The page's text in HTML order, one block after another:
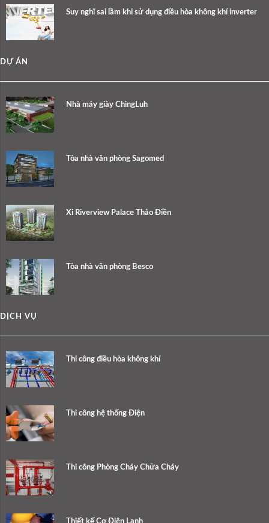
Suy nghĩ sai lầm khi sử dụng điều hòa không khí inverter
DỰ ÁN
Nhà máy giày ChingLuh
Tòa nhà văn phòng Sagomed
Xi Riverview Palace Thảo Điền
Tòa nhà văn phòng Besco
DỊCH VỤ
Thi công điều hòa không khí
Thi công hệ thống Điện
Thi công Phòng Cháy Chữa Cháy
Thiết kế Cơ Điện Lạnh